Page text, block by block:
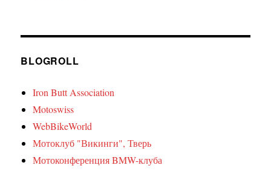
BLOGROLL
Iron Butt Association
Motoswiss
WebBikeWorld
Мотоклуб "Викинги", Тверь
Мотоконференция BMW-клуба